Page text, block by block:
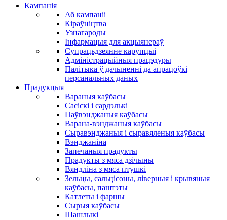
Кампанія
Аб кампаніі
Кіраўніцтва
Узнагароды
Інфармацыя для акцыянераў
Супрацьдзеянне карупцыі
Адміністрацыйныя працэдуры
Палітыка ў дачыненні да апрацоўкі
персанальных даных
Прадукцыя
Вараныя каўбасы
Сасіскі і сардэлькі
Паўвэнджаныя каўбасы
Варана-вэнджаныя каўбасы
Сыравэнджаныя і сыравяленыя каўбасы
Вэнджаніна
Запечаныя прадукты
Прадукты з мяса дзічыны
Вяндліна з мяса птушкі
Зельцы, сальцісоны, ліверныя і крывяныя
каўбасы, паштэты
Катлеты і фаршы
Сырыя каўбасы
Шашлыкі